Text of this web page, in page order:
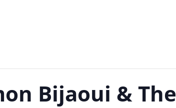
Bijaoui & The